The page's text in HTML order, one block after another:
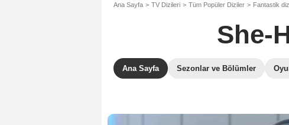
Ana Sayfa TV Dizileri Tüm Popüler Diziler Fantastik
She-
Ana Sayfa Sezonlar ve Bölümler